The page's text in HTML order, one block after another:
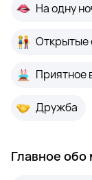
На одну
Открытые
Приятное
Дружба
Главное обо